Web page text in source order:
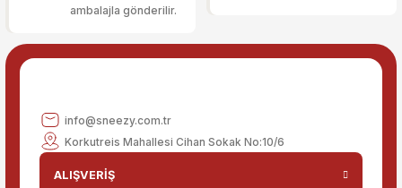
ambalajla gönderilir.
info@sneezy.com.tr
Korkutreis Mahallesi Cihan Sokak No:10/6
ALIŞVERİŞ